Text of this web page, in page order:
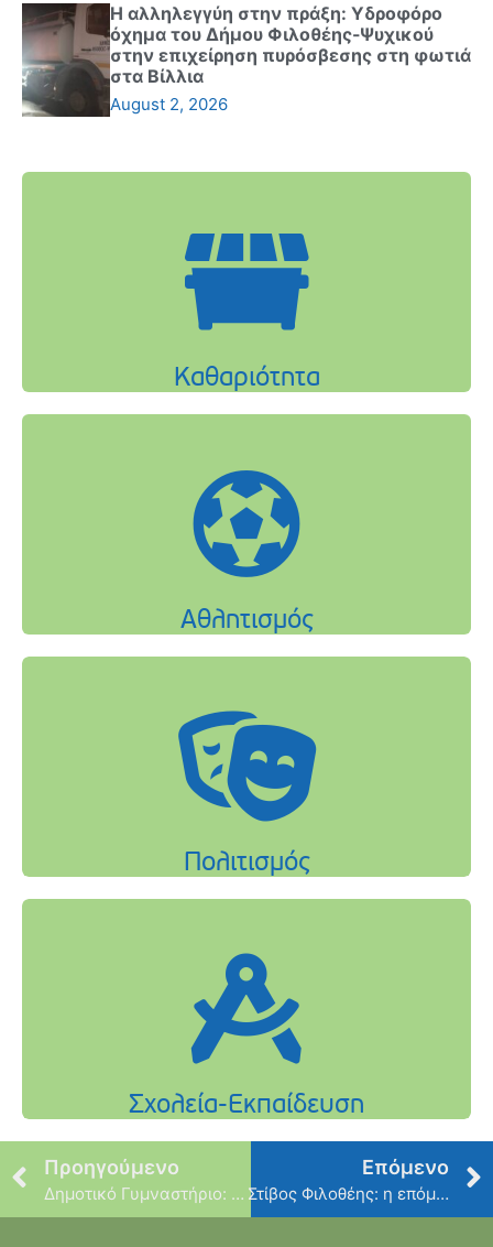
Η αλληλεγγύη στην πράξη: Υδροφόρο
όχημα του Δήμου Φιλοθέης-Ψυχικού
στην επιχείρηση πυρόσβεσης στη φωτιά
στα Βίλλια
August 2, 2026
Προηγούμενο
Δημοτικό Γυμναστήριο: η επόμενη ημέρα
Επόμενο
Στίβος Φιλοθέης: η επόμενη ημέρα